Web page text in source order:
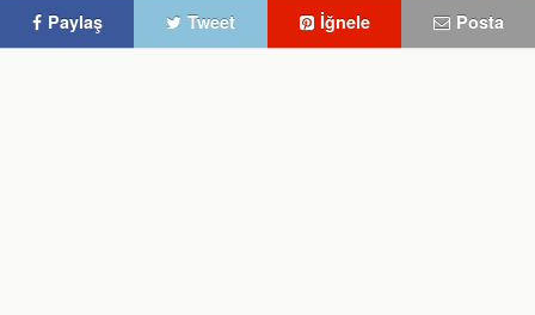
Paylaş Tweet İğnele Posta